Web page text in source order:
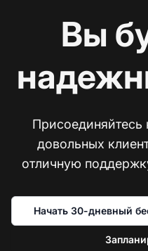
Вы
довольных
отличную
Начать 30-дневный